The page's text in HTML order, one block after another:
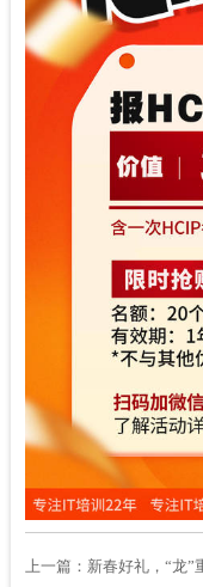
上一篇： 新春好礼，“龙”